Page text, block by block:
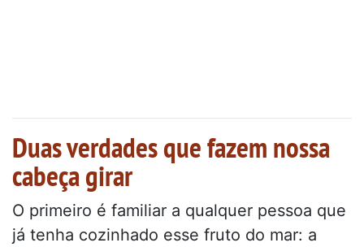
Duas verdades que fazem nossa
cabeça girar
O primeiro é familiar a qualquer pessoa que
já tenha cozinhado esse fruto do mar: a